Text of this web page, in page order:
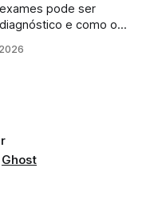
pode ser
e como o
Ghost